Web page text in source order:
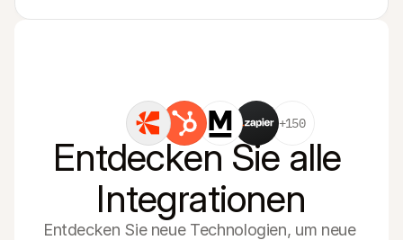
+150
Entdecken Sie alle
Integrationen
Entdecken Sie neue Technologien, um neue